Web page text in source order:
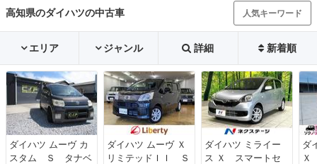
高知県のダイハツの中古車 人気キーワード
エリア ジャンル 詳細 新着順
ダイハツ ムーヴ カ
スタム Ｓ タナベ
ダイハツ ムーヴ Ｘ
リミテッドＩＩ Ｓ
ダイハツ ミライー
ス Ｘ スマートセ
ダ
Ｘ